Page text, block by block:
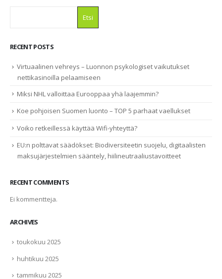
Etsi
RECENT POSTS
Virtuaalinen vehreys – Luonnon psykologiset vaikutukset
nettikasinoilla pelaamiseen
Miksi NHL valloittaa Eurooppaa yhä laajemmin?
Koe pohjoisen Suomen luonto – TOP 5 parhaat vaellukset
Voiko retkeillessä käyttää Wifi-yhteyttä?
EU:n polttavat säädökset: Biodiversiteetin suojelu, digitaalisten
maksujärjestelmien sääntely, hiilineutraaliustavoitteet
RECENT COMMENTS
Ei kommentteja.
ARCHIVES
toukokuu 2025
huhtikuu 2025
tammikuu 2025